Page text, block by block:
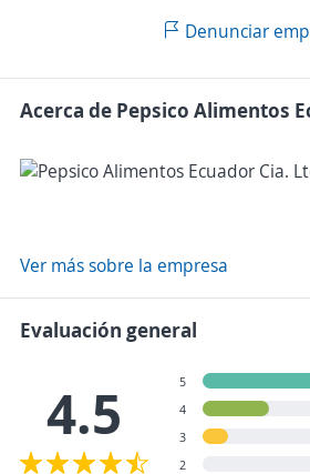
Denunciar
Acerca de Pepsico Alimentos
Ver más sobre la empresa
Evaluación general
4.5 5
4
3
2